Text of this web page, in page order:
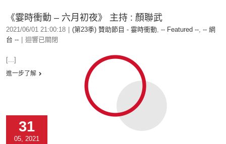
《霎時衝動 – 六月初夜》 主持 : 顏聯武
2021/06/01 21:00:18 (第23季) 贊助節目 - 霎時衝動, -- Featured --, -- 網
台 --
迴響已關閉
[...]
進一步了解
31
05, 2021